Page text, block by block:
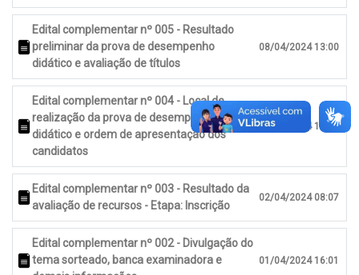
Edital complementar nº 005 - Resultado
preliminar da prova de desempenho
didático e avaliação de títulos
08/04/2024 13:00
Edital complementar nº 004 - Local de
realização da prova de desempenho
didático e ordem de apresentação dos
candidatos
03/04/2024 10:32
Edital complementar nº 003 - Resultado da
avaliação de recursos - Etapa: Inscrição
02/04/2024 08:07
Edital complementar nº 002 - Divulgação do
tema sorteado, banca examinadora e
01/04/2024 16:01